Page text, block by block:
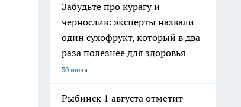
Забудьте про курагу и
чернослив: эксперты назвали
один сухофрукт, который в два
раза полезнее для здоровья
30 июля
Рыбинск 1 августа отметит